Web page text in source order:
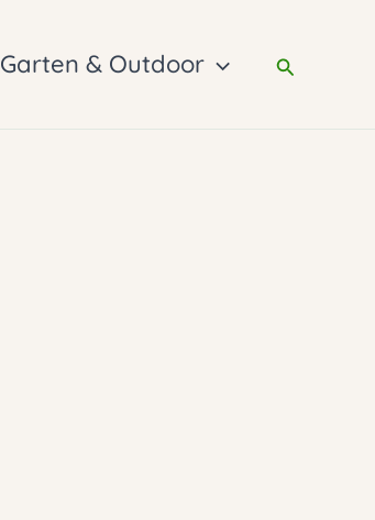
Garten & Outdoor Suchen